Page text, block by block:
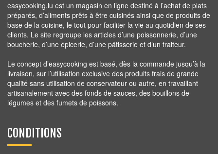
easycooking.lu est un magasin en ligne destiné à l’achat de plats
préparés, d’aliments prêts à être cuisinés ainsi que de produits de
base de la cuisine, le tout pour faciliter la vie au quotidien de ses
clients. Le site regroupe les articles d’une poissonnerie, d’une
boucherie, d’une épicerie, d’une pâtisserie et d’un traiteur.
Le concept d’easycooking est basé, dès la commande jusqu’à la
livraison, sur l’utilisation exclusive des produits frais de grande
qualité sans utilisation de conservateur ou autre, en travaillant
artisanalement avec des fonds de sauces, des bouillons de
légumes et des fumets de poissons.
CONDITIONS